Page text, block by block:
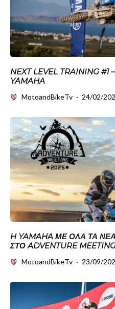
NEXT LEVEL TRAINING
YAMAHA
MotoandBikeTv · 24/02/
H YAMAHA ΜΕ ΟΛΑ ΤΑ
ΣΤΟ ADVENTURE
MotoandBikeTv · 23/09/